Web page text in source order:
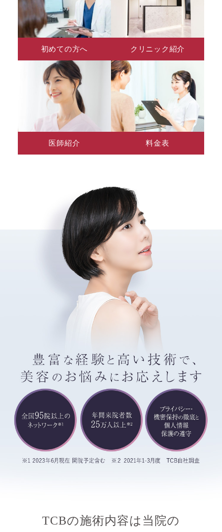
初めての方へ クリニック紹介
医師紹介 料金表
TCBの施術内容は当院の